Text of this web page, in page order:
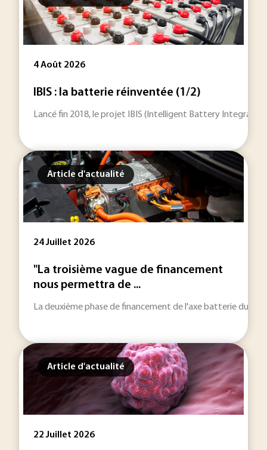
4 Août 2026
IBIS : la batterie réinventée (1/2)
Lancé fin 2018, le projet IBIS (Intelligent Battery
Article d'actualité
24 Juillet 2026
"La troisième vague de financement
nous permettra de ...
La deuxième phase de financement de l'axe batterie du
Article d'actualité
22 Juillet 2026